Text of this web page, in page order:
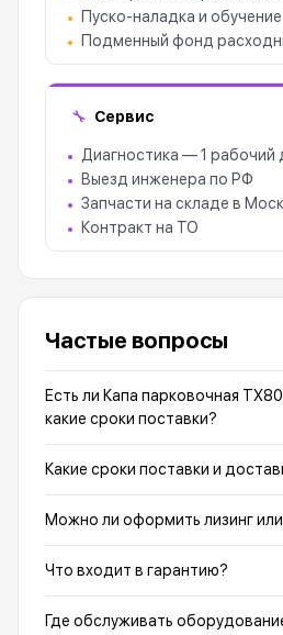
Пуско-наладка и обучение
Подменный фонд
🔧 Сервис
Диагностика — 1 рабочий
Выезд инженера по РФ
Запчасти на складе в
Контракт на ТО
Частые вопросы
Есть ли Капа парковочная
какие сроки поставки?
Какие сроки поставки и
Можно ли оформить лизинг
Что входит в гарантию?
Где обслуживать